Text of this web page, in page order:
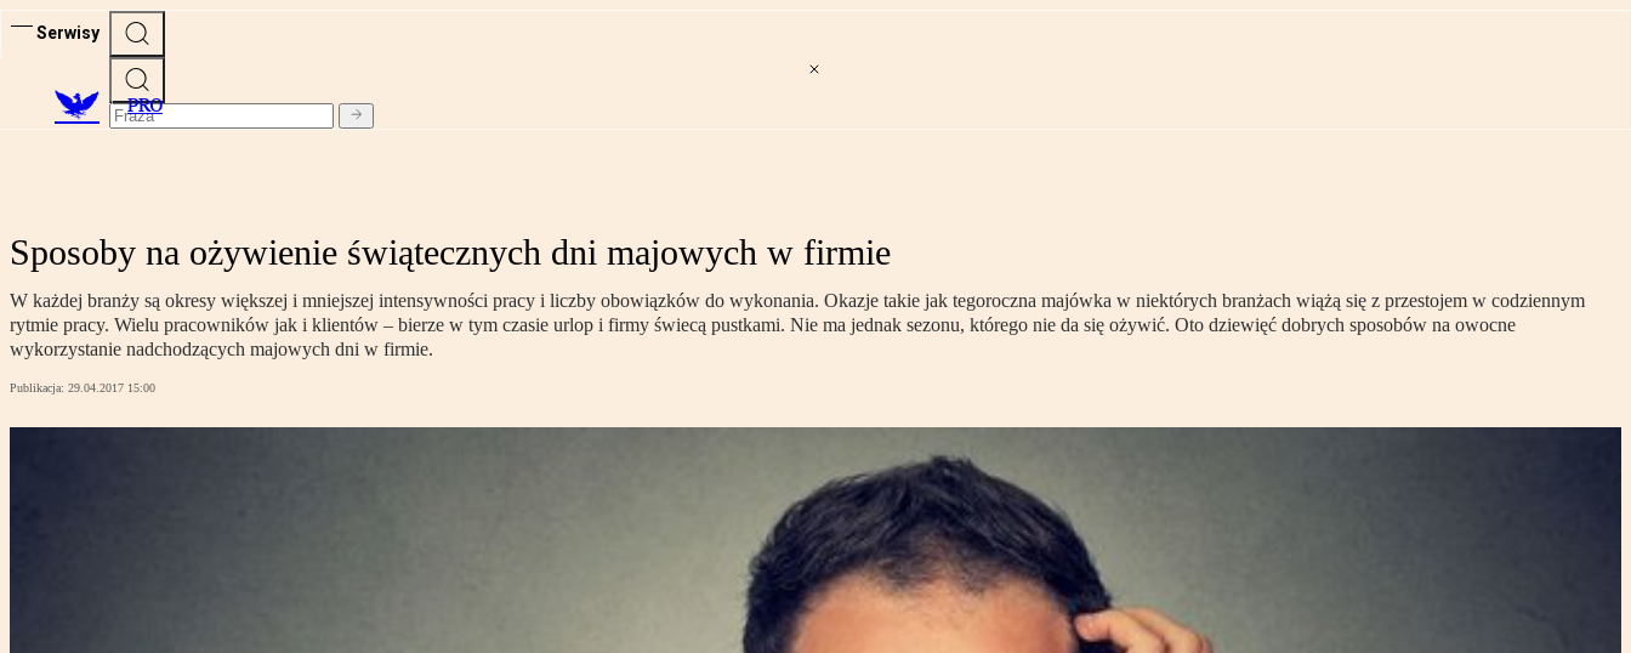
Serwisy
PRO
Sposoby na ożywienie świątecznych dni majowych w firmie
W każdej branży są okresy większej i mniejszej intensywności pracy i liczby obowiązków do wykonania. Okazje takie jak tegoroczna majówka w niektórych branżach wiążą się z przestojem w codziennym
rytmie pracy. Wielu pracowników jak i klientów – bierze w tym czasie urlop i firmy świecą pustkami. Nie ma jednak sezonu, którego nie da się ożywić. Oto dziewięć dobrych sposobów na owocne
wykorzystanie nadchodzących majowych dni w firmie.
Publikacja: 29.04.2017 15:00